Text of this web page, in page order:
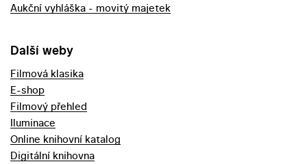
Aukční vyhláška - movitý majetek
Další weby
Filmová klasika
E-shop
Filmový přehled
Iluminace
Online knihovní katalog
Digitální knihovna